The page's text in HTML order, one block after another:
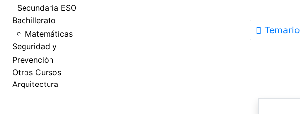
Secundaria ESO
Bachillerato
Matemáticas
Seguridad y
Prevención
Otros Cursos
Arquitectura
Temario